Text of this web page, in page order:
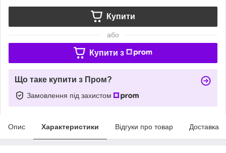
Купити
або
Купити з
Що таке купити з Пром?
Замовлення під захистом
Опис Характеристики Відгуки про товар Доставка